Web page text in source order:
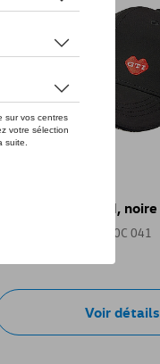
Casquette VW GTI, noire
Référence: 3A4084300C 041
Voir détails